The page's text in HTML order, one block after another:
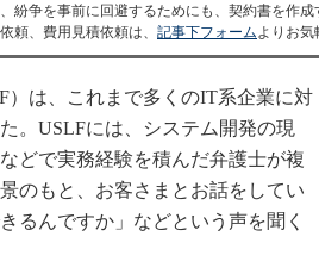
紛争を事前に回避するためにも、契約書を作
頼、費用見積依頼は、 記事下フォームよりお気
は、これまで多くのIT系企業に対
。USLFには、システム開発の現
どで実務経験を積んだ弁護士が複
のもと、お客さまとお話をしてい
るんですか」などという声を聞く